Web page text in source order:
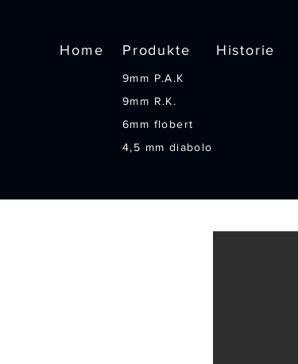
Home Produkte Historie
9mm P.A.K
9mm R.K.
6mm flobert
4,5 mm diabolo